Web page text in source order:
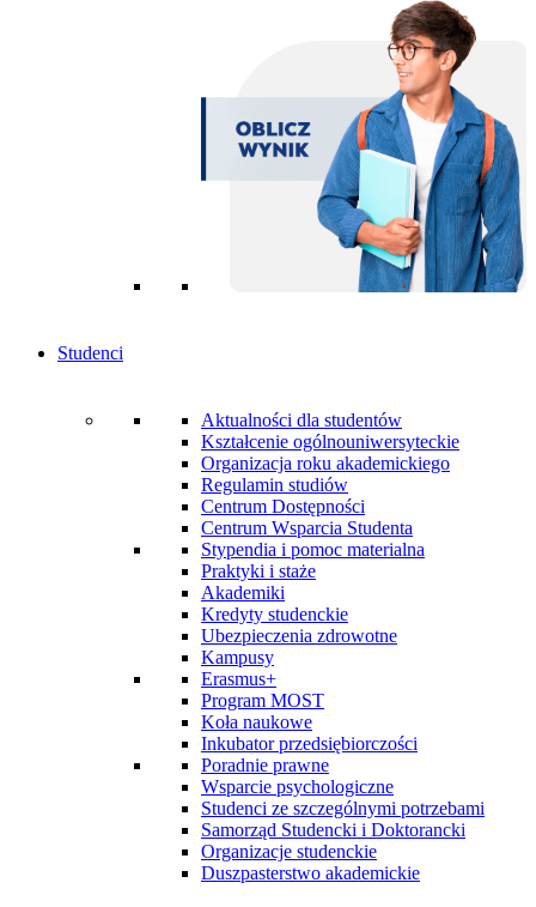
Studenci
Aktualności dla studentów
Kształcenie ogólnouniwersyteckie
Organizacja roku akademickiego
Regulamin studiów
Centrum Dostępności
Centrum Wsparcia Studenta
Stypendia i pomoc materialna
Praktyki i staże
Akademiki
Kredyty studenckie
Ubezpieczenia zdrowotne
Kampusy
Erasmus+
Program MOST
Koła naukowe
Inkubator przedsiębiorczości
Poradnie prawne
Wsparcie psychologiczne
Studenci ze szczególnymi potrzebami
Samorząd Studencki i Doktorancki
Organizacje studenckie
Duszpasterstwo akademickie